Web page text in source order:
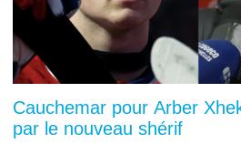
Cauchemar pour Arber
par le nouveau shérif